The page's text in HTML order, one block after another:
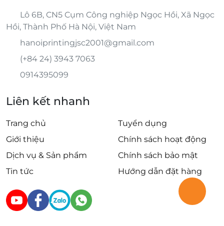
Lô 6B, CN5 Cụm Công nghiệp Ngọc Hồi, Xã Ngọc
Hồi, Thành Phố Hà Nội, Việt Nam
hanoiprintingjsc2001@gmail.com
(+84 24) 3943 7063
0914395099
Liên kết nhanh
Trang chủ
Tuyển dụng
Giới thiệu
Chính sách hoạt động
Dịch vụ & Sản phẩm
Chính sách bảo mật
Tin tức
Hướng dẫn đặt hàng